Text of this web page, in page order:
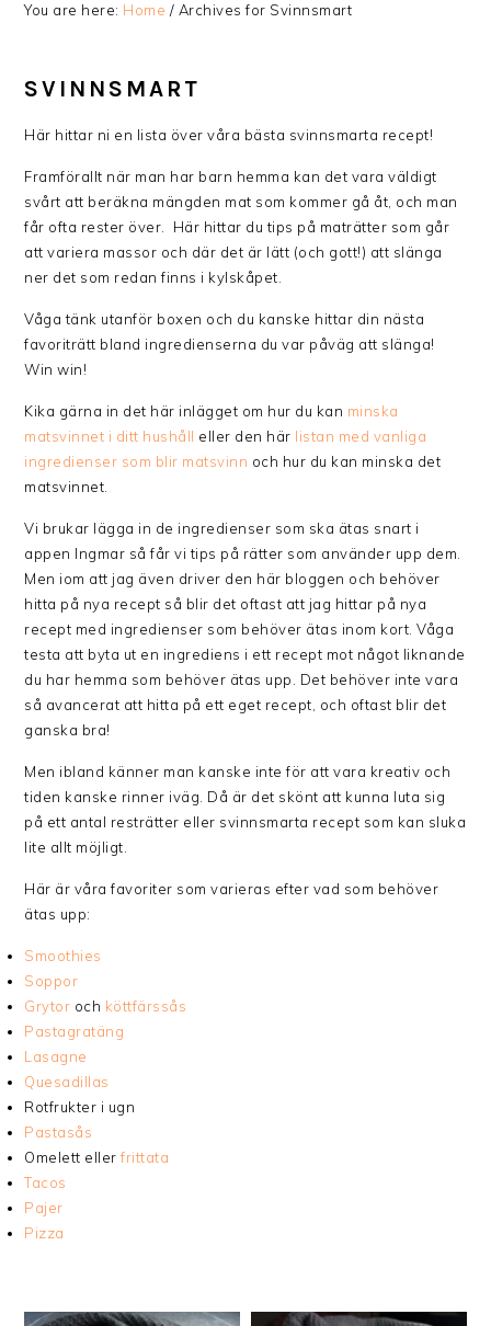
You are here: Home / Archives for Svinnsmart
SVINNSMART
Här hittar ni en lista över våra bästa svinnsmarta recept!
Framförallt när man har barn hemma kan det vara väldigt
svårt att beräkna mängden mat som kommer gå åt, och man
får ofta rester över. Här hittar du tips på maträtter som går
att variera massor och där det är lätt (och gott!) att slänga
ner det som redan finns i kylskåpet.
Våga tänk utanför boxen och du kanske hittar din nästa
favoriträtt bland ingredienserna du var påväg att slänga!
Win win!
Kika gärna in det här inlägget om hur du kan minska
matsvinnet i ditt hushåll eller den här listan med vanliga
ingredienser som blir matsvinn och hur du kan minska det
matsvinnet.
Vi brukar lägga in de ingredienser som ska ätas snart i
appen Ingmar så får vi tips på rätter som använder upp dem.
Men iom att jag även driver den här bloggen och behöver
hitta på nya recept så blir det oftast att jag hittar på nya
recept med ingredienser som behöver ätas inom kort. Våga
testa att byta ut en ingrediens i ett recept mot något liknande
du har hemma som behöver ätas upp. Det behöver inte vara
så avancerat att hitta på ett eget recept, och oftast blir det
ganska bra!
Men ibland känner man kanske inte för att vara kreativ och
tiden kanske rinner iväg. Då är det skönt att kunna luta sig
på ett antal resträtter eller svinnsmarta recept som kan sluka
lite allt möjligt.
Här är våra favoriter som varieras efter vad som behöver
ätas upp:
Smoothies
Soppor
Grytor och köttfärssås
Pastagratäng
Lasagne
Quesadillas
Rotfrukter i ugn
Pastasås
Omelett ellerfrittata
Tacos
Pajer
Pizza